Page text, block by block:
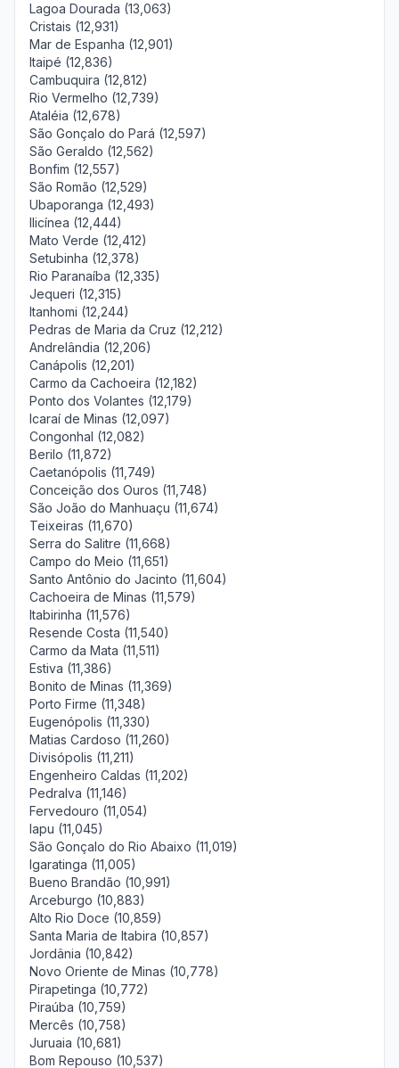
Lagoa Dourada (13,063)
Cristais (12,931)
Mar de Espanha (12,901)
Itaipé (12,836)
Cambuquira (12,812)
Rio Vermelho (12,739)
Ataléia (12,678)
São Gonçalo do Pará (12,597)
São Geraldo (12,562)
Bonfim (12,557)
São Romão (12,529)
Ubaporanga (12,493)
Ilicínea (12,444)
Mato Verde (12,412)
Setubinha (12,378)
Rio Paranaíba (12,335)
Jequeri (12,315)
Itanhomi (12,244)
Pedras de Maria da Cruz (12,212)
Andrelândia (12,206)
Canápolis (12,201)
Carmo da Cachoeira (12,182)
Ponto dos Volantes (12,179)
Icaraí de Minas (12,097)
Congonhal (12,082)
Berilo (11,872)
Caetanópolis (11,749)
Conceição dos Ouros (11,748)
São João do Manhuaçu (11,674)
Teixeiras (11,670)
Serra do Salitre (11,668)
Campo do Meio (11,651)
Santo Antônio do Jacinto (11,604)
Cachoeira de Minas (11,579)
Itabirinha (11,576)
Resende Costa (11,540)
Carmo da Mata (11,511)
Estiva (11,386)
Bonito de Minas (11,369)
Porto Firme (11,348)
Eugenópolis (11,330)
Matias Cardoso (11,260)
Divisópolis (11,211)
Engenheiro Caldas (11,202)
Pedralva (11,146)
Fervedouro (11,054)
Iapu (11,045)
São Gonçalo do Rio Abaixo (11,019)
Igaratinga (11,005)
Bueno Brandão (10,991)
Arceburgo (10,883)
Alto Rio Doce (10,859)
Santa Maria de Itabira (10,857)
Jordânia (10,842)
Novo Oriente de Minas (10,778)
Pirapetinga (10,772)
Piraúba (10,759)
Mercês (10,758)
Juruaia (10,681)
Bom Repouso (10,537)